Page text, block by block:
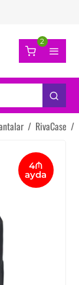
2
/ RivaCase /
4₼
ayda